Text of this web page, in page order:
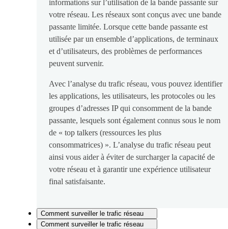
informations sur l’utilisation de la bande passante sur
votre réseau. Les réseaux sont conçus avec une bande
passante limitée. Lorsque cette bande passante est
utilisée par un ensemble d’applications, de terminaux
et d’utilisateurs, des problèmes de performances
peuvent survenir.
Avec l’analyse du trafic réseau, vous pouvez identifier
les applications, les utilisateurs, les protocoles ou les
groupes d’adresses IP qui consomment de la bande
passante, lesquels sont également connus sous le nom
de « top talkers (ressources les plus
consommatrices) ». L’analyse du trafic réseau peut
ainsi vous aider à éviter de surcharger la capacité de
votre réseau et à garantir une expérience utilisateur
final satisfaisante.
Comment surveiller le trafic réseau
Comment surveiller le trafic réseau